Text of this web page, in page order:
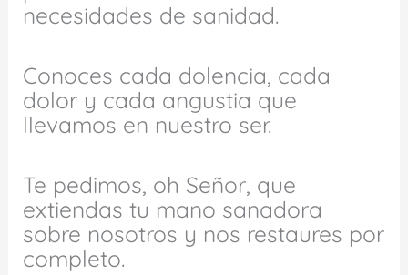
necesidades de sanidad.
Conoces cada dolencia, cada
dolor y cada angustia que
llevamos en nuestro ser.
Te pedimos, oh Señor, que
extiendas tu mano sanadora
sobre nosotros y nos restaures por
completo.